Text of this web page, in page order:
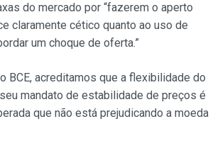
do mercado por “fazerem o aperto
claramente cético quanto ao uso de
um choque de oferta.”
BCE, acreditamos que a flexibilidade do
mandato de estabilidade de preços é
que não está prejudicando a moeda